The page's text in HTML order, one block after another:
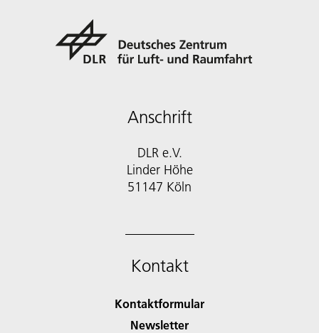
Anschrift
DLR e.V.
Linder Höhe
51147 Köln
Kontakt
Kontaktformular
Newsletter